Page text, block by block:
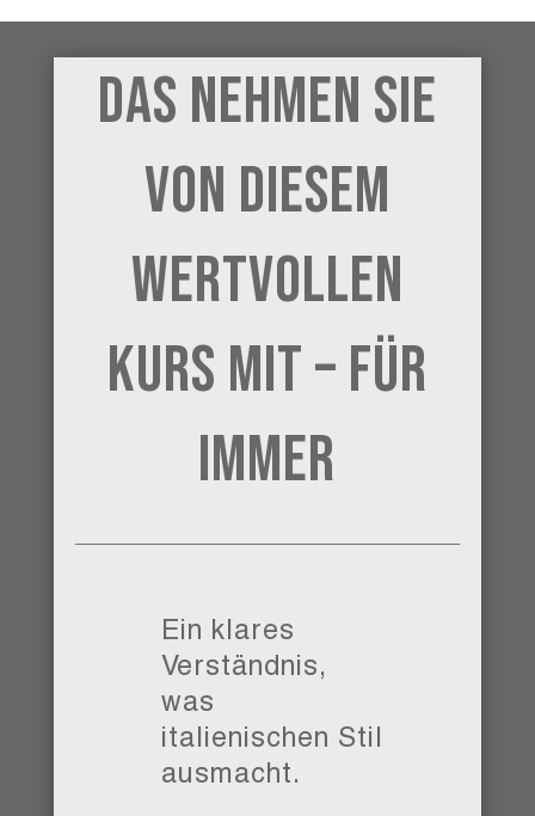
Das nehmen Sie
von diesem
Wertvollen
Kurs mit – Für
Immer
Ein klares
Verständnis,
was
italienischen Stil
ausmacht.